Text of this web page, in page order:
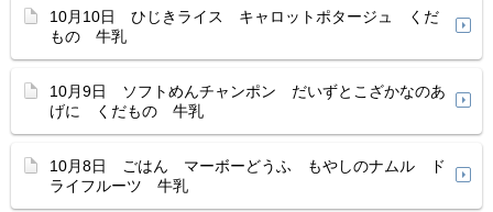
10月10日 ひじきライス キャロットポタージュ くだ
もの 牛乳
10月9日 ソフトめんチャンポン だいずとこざかなのあ
げに くだもの 牛乳
10月8日 ごはん マーボーどうふ もやしのナムル ド
ライフルーツ 牛乳